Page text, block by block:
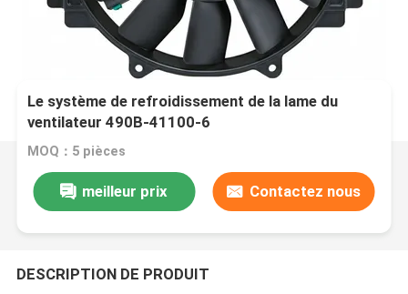
Le système de refroidissement de la lame du
ventilateur 490B-41100-6
MOQ：5 pièces
meilleur prix Contactez nous
DESCRIPTION DE PRODUIT